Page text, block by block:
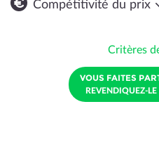
Compétitivité du prix
Critères
VOUS FAITES
REVENDIQUEZ-